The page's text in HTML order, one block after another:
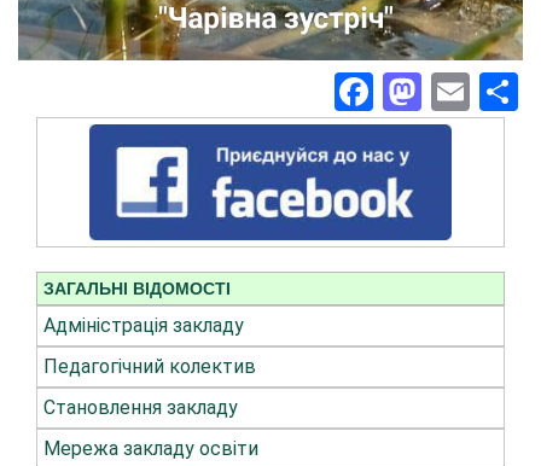
Facebook
ЗАГАЛЬНІ ВІДОМОСТІ
Адміністрація закладу
Педагогічний колектив
Становлення закладу
Мережа закладу освіти